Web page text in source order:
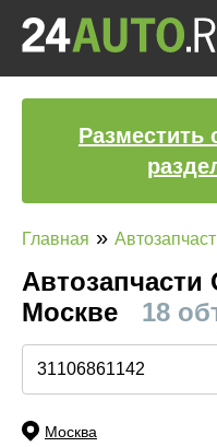
Разместить
Главная »
Автозапчасти
Москве
18
Москва